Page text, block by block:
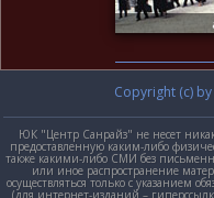
Copyright (c)
ЮК "Центр Санрайз" не несет
предоставленную каким-либо
также какими-либо СМИ без
или иное распространение
осуществляться только с указанием
(для интернет-изданий –